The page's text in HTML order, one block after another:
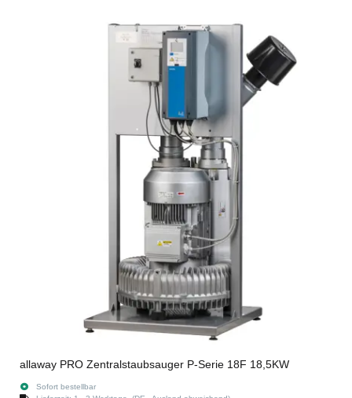
allaway PRO Zentralstaubsauger P-Serie 18F 18,5KW
Sofort bestellbar